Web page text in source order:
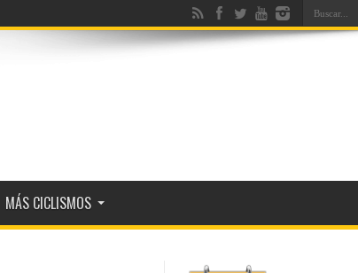
MÁS CICLISMOS